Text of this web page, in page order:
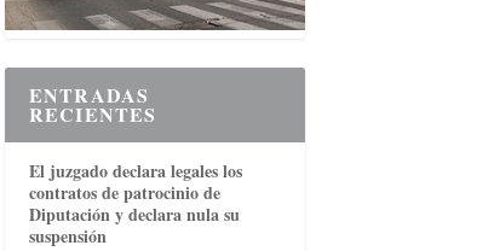
ENTRADAS
RECIENTES
El juzgado declara legales los
contratos de patrocinio de
Diputación y declara nula su
suspensión